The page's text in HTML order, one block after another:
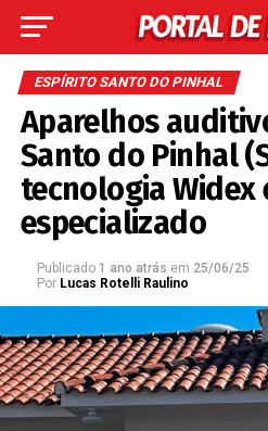
ESPÍRITO SANTO DO PINHAL
Aparelhos
Santo do Pinhal
tecnologia Widex
especializado
Publicado 1 ano atrás em 25/06/25
Por Lucas Rotelli Raulino